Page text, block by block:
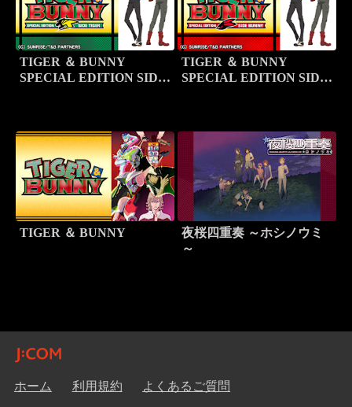
TIGER ＆ BUNNY
SPECIAL EDITION SIDE
TIGER ＆ BUNNY
SPECIAL EDITION SIDE
TIGER ＆ BUNNY
夜桜四重奏 ～ホシノウミ
～
ホーム 利用規約 よくあるご質問